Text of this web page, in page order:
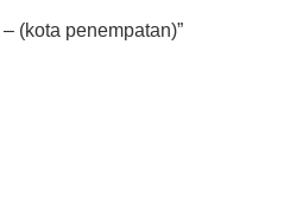
(kota penempatan)”